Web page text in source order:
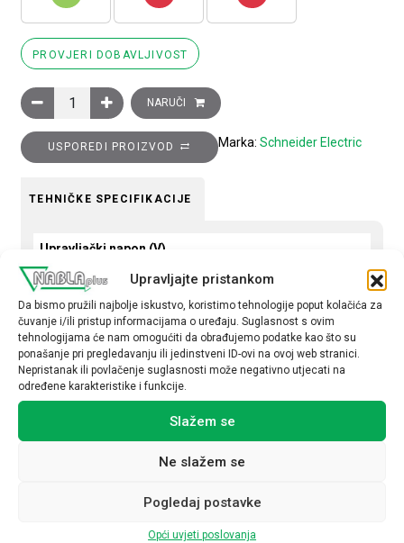
Upravljajte pristankom
Da bismo pružili najbolje iskustvo, koristimo tehnologije poput kolačića za
čuvanje i/ili pristup informacijama o uređaju. Suglasnost s ovim
tehnologijama će nam omogućiti da obrađujemo podatke kao što su
ponašanje pri pregledavanju ili jedinstveni ID-ovi na ovoj web stranici.
Nepristanak ili povlačenje suglasnosti može negativno utjecati na
određene karakteristike i funkcije.
Slažem se
Ne slažem se
Pogledaj postavke
Opći uvjeti poslovanja
PROVJERI DOBAVLJIVOST
Sklopnik motorski 3P (3NO) EasyPact TVS, 50A (AC-3),
NARUČI
USPOREDI PROIZVOD Marka: Schneider Electric
TEHNIČKE SPECIFIKACIJE
Upravljački napon (V)
24 AC
Nazivna struja (A)
50
Broj kontakata sklopnika
1NO+1NC
Povezani proizvodi